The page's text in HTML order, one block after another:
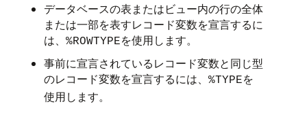
データベースの表またはビュー内の行の全体
または一部を表すレコード変数を宣言するに
は、 %ROWTYPEを使用します。
事前に宣言されているレコード変数と同じ型
のレコード変数を宣言するには、 %TYPEを
使用します。